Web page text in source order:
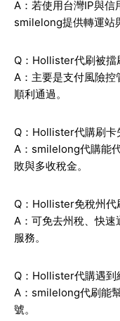
A：若使用台灣IP與信
smilelong提供轉運站
Q：Hollister代刷被擋
A：主要是支付風險
順利通過。
Q：Hollister代購刷卡
A：smilelong代購能
敗與多收稅金。
Q：Hollister免稅州代
A：可免去州稅、快
服務。
Q：Hollister代購遇到
A：smilelong代刷能
號。